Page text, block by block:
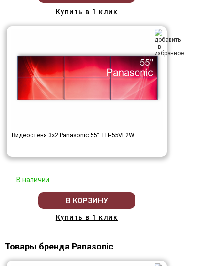
Купить в 1 клик
Видеостена 3x2 Panasonic 55" TH-55VF2W
В наличии
В КОРЗИНУ
Купить в 1 клик
Товары бренда Panasonic